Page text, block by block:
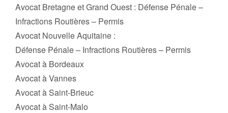
Avocat Bretagne et Grand Ouest : Défense Pénale –
Infractions Routières – Permis
Avocat Nouvelle Aquitaine :
Défense Pénale – Infractions Routières – Permis
Avocat à Bordeaux
Avocat à Vannes
Avocat à Saint-Brieuc
Avocat à Saint-Malo